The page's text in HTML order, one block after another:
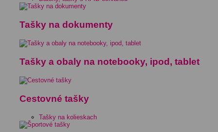
Tašky na dokumenty
Tašky a obaly na notebooky, ipod, tablet
Cestovné tašky
Tašky na kolieskach